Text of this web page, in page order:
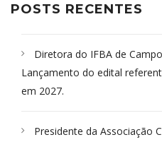
POSTS RECENTES
Diretora do IFBA de
Lançamento do edital
em 2027.
Presidente da Associação